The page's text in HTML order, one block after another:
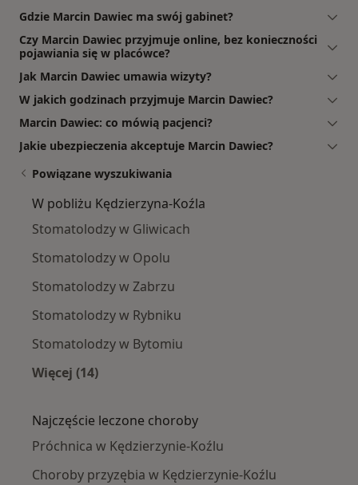
Gdzie Marcin Dawiec ma swój gabinet?
Czy Marcin Dawiec przyjmuje online, bez konieczności
pojawiania się w placówce?
Jak Marcin Dawiec umawia wizyty?
W jakich godzinach przyjmuje Marcin Dawiec?
Marcin Dawiec: co mówią pacjenci?
Jakie ubezpieczenia akceptuje Marcin Dawiec?
Powiązane wyszukiwania
W pobliżu Kędzierzyna-Koźla
Stomatolodzy w Gliwicach
Stomatolodzy w Opolu
Stomatolodzy w Zabrzu
Stomatolodzy w Rybniku
Stomatolodzy w Bytomiu
Więcej (14)
Najczęście leczone choroby
Próchnica w Kędzierzynie-Koźlu
Choroby przyzębia w Kędzierzynie-Koźlu